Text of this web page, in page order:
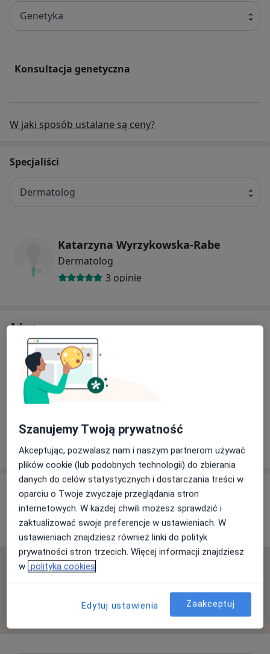
Genetyka
Konsultacja genetyczna
W jaki sposób ustalane są ceny?
Specjaliści
Dermatolog
Katarzyna Wyrzykowska-Rabe
Dermatolog
3 opinie
Adres
Powiększ mapę
NSZOZ DIAGNOZA
Opinie o specjalistach (23)
23 opinie
Sprawdzamy wszystkie opinie. Moderujemy je
opiniach i sposobie obliczania gwiazdek na
Dowiedz się więcejDowiedz się więcej o opiniach
Szanujemy Twoją prywatność
Akceptując, pozwalasz nam i naszym partnerom używać
plików cookie (lub podobnych technologii) do zbierania
danych do celów statystycznych i dostarczania treści w
oparciu o Twoje zwyczaje przeglądania stron
internetowych. W każdej chwili możesz sprawdzić i
zaktualizować swoje preferencje w ustawieniach. W
ustawieniach znajdziesz również linki do polityk
prywatności stron trzecich. Więcej informacji znajdziesz
w polityka cookies
Edytuj ustawienia Zaakceptuj